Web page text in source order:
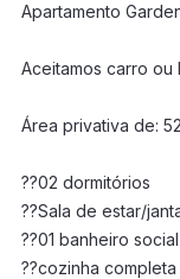
Apartamento
Aceitamos carro
Área privativa de:
??02 dormitórios
??Sala de estar/
??01 banheiro social
??cozinha completa